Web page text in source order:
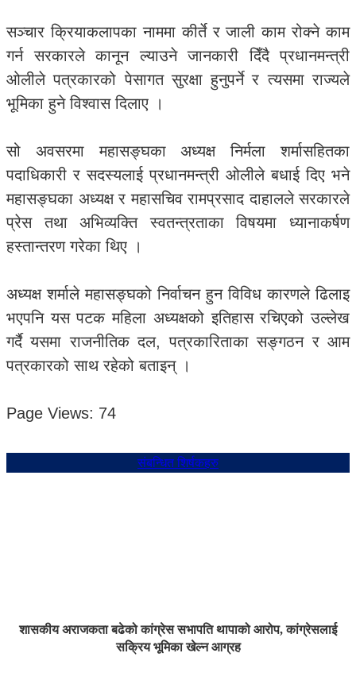
सञ्चार क्रियाकलापका नाममा कीर्ते र जाली काम रोक्ने काम
गर्न सरकारले कानून ल्याउने जानकारी दिँदै प्रधानमन्त्री
ओलीले पत्रकारको पेसागत सुरक्षा हुनुपर्ने र त्यसमा राज्यले
भूमिका हुने विश्वास दिलाए ।
सो अवसरमा महासङ्घका अध्यक्ष निर्मला शर्मासहितका
पदाधिकारी र सदस्यलाई प्रधानमन्त्री ओलीले बधाई दिए भने
महासङ्घका अध्यक्ष र महासचिव रामप्रसाद दाहालले सरकारले
प्रेस तथा अभिव्यक्ति स्वतन्त्रताका विषयमा ध्यानाकर्षण
हस्तान्तरण गरेका थिए ।
अध्यक्ष शर्माले महासङ्घको निर्वाचन हुन विविध कारणले ढिलाइ
भएपनि यस पटक महिला अध्यक्षको इतिहास रचिएको उल्लेख
गर्दै यसमा राजनीतिक दल, पत्रकारिताका सङ्गठन र आम
पत्रकारको साथ रहेको बताइन् ।
Page Views: 74
संबन्धित शिर्षकहरु
शासकीय अराजकता बढेको कांग्रेस सभापति थापाको आरोप, कांग्रेसलाई
सक्रिय भूमिका खेल्न आग्रह